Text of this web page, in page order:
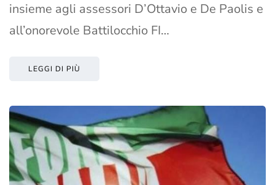
insieme agli assessori D’Ottavio e De Paolis e
all’onorevole Battilocchio FI…
LEGGI DI PIÙ